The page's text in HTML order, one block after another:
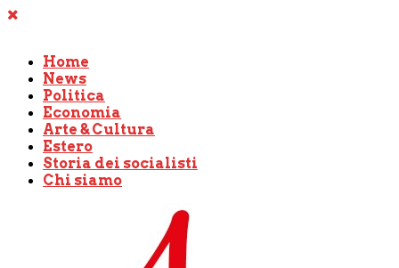
Home
News
Politica
Economia
Arte & Cultura
Estero
Storia dei socialisti
Chi siamo